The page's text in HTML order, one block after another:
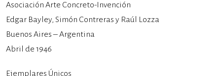
Asociación Arte Concreto-Invención
Edgar Bayley, Simón Contreras y Raúl Lozza
Buenos Aires – Argentina
Abril de 1946
Ejemplares Únicos